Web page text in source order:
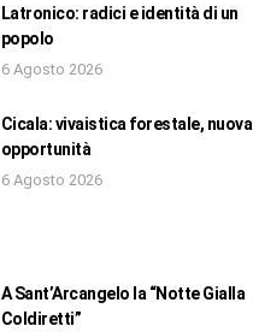
Latronico: radici e identità di un
popolo
6 Agosto 2026
Cicala: vivaistica forestale, nuova
opportunità
6 Agosto 2026
A Sant’Arcangelo la “Notte Gialla
Coldiretti”